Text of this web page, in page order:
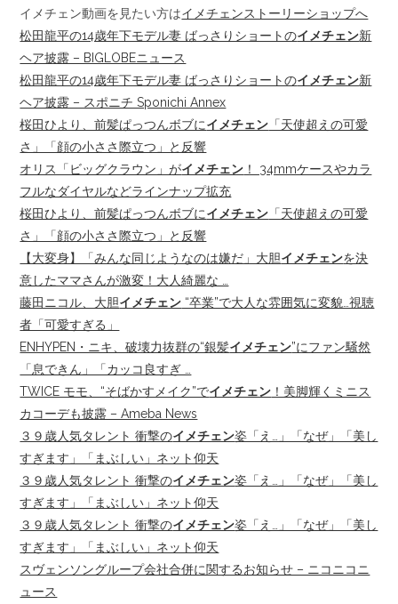
イメチェン動画を見たい方はイメチェンストーリーショップへ
松田龍平の14歳年下モデル妻 ばっさりショートのイメチェン新
ヘア披露 – BIGLOBEニュース
松田龍平の14歳年下モデル妻 ばっさりショートのイメチェン新
ヘア披露 – スポニチ Sponichi Annex
桜田ひより、前髪ぱっつんボブにイメチェン 「天使超えの可愛
さ」「顔の小ささ際立つ」と反響
オリス「ビッグクラウン」がイメチェン ！ 34mmケースやカラ
フルなダイヤルなどラインナップ拡充
桜田ひより、前髪ぱっつんボブにイメチェン 「天使超えの可愛
さ」「顔の小ささ際立つ」と反響
【大変身】「みんな同じようなのは嫌だ」大胆イメチェンを決
意したママさんが激変！大人綺麗な …
藤田ニコル、大胆イメチェン “卒業”で大人な雰囲気に変貌…視聴
者「可愛すぎる︎」
ENHYPEN・ニキ、破壊力抜群の“銀髪イメチェン”にファン騒然
「息できん」「カッコ良すぎ …
TWICE モモ、“そばかすメイク”でイメチェン ！美脚輝くミニス
カコーデも披露 – Ameba News
３９歳人気タレント 衝撃のイメチェン姿「え…」「なぜ」「美し
すぎます」「まぶしい」ネット仰天
３９歳人気タレント 衝撃のイメチェン姿「え…」「なぜ」「美し
すぎます」「まぶしい」ネット仰天
３９歳人気タレント 衝撃のイメチェン姿「え…」「なぜ」「美し
すぎます」「まぶしい」ネット仰天
スヴェンソングループ会社合併に関するお知らせ – ニコニコニ
ュース